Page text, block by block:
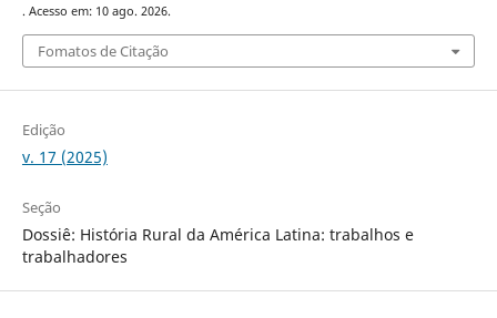
. Acesso em: 10 ago. 2026.
Fomatos de Citação
Edição
v. 17 (2025)
Seção
Dossiê: História Rural da América Latina: trabalhos e
trabalhadores